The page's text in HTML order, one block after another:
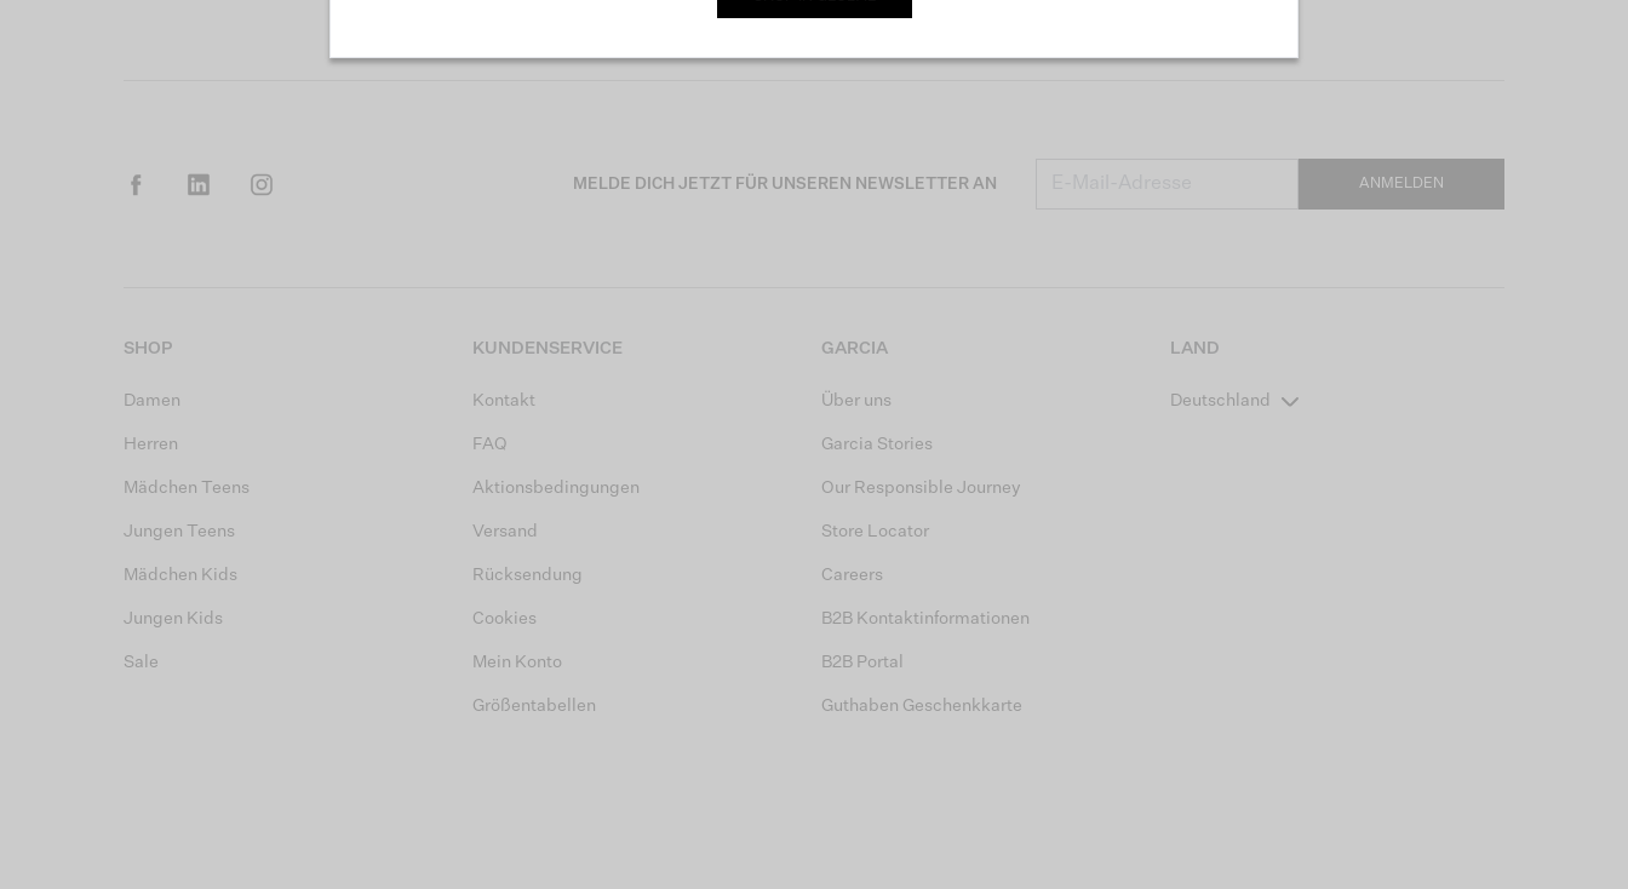
MELDE DICH JETZT FÜR UNSEREN NEWSLETTER AN ANMELDEN
SHOP
Damen
Herren
Mädchen Teens
Jungen Teens
Mädchen Kids
Jungen Kids
Sale
KUNDENSERVICE
Kontakt
FAQ
Aktionsbedingungen
Versand
Rücksendung
Cookies
Mein Konto
Größentabellen
GARCIA
Über uns
Garcia Stories
Our Responsible Journey
Store Locator
Careers
B2B Kontaktinformationen
B2B Portal
Guthaben Geschenkkarte
LAND
Deutschland